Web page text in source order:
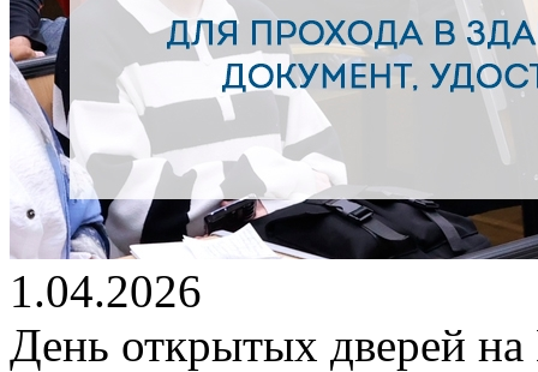
1.04.2026
День открытых дверей на